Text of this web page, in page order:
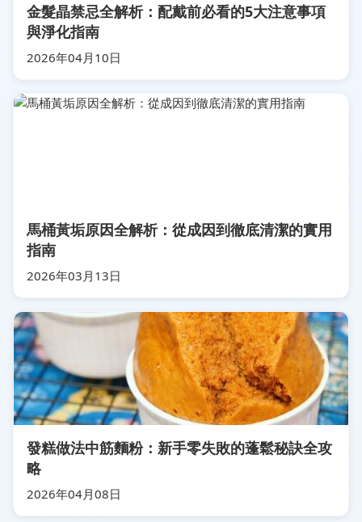
金髮晶禁忌全解析：配戴前必看的5大注意事項
與淨化指南
2026年04月10日
馬桶黃垢原因全解析：從成因到徹底清潔的實用
指南
2026年03月13日
發糕做法中筋麵粉：新手零失敗的蓬鬆秘訣全攻
略
2026年04月08日